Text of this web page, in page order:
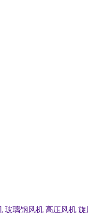
玻璃钢风机 高压风机 旋